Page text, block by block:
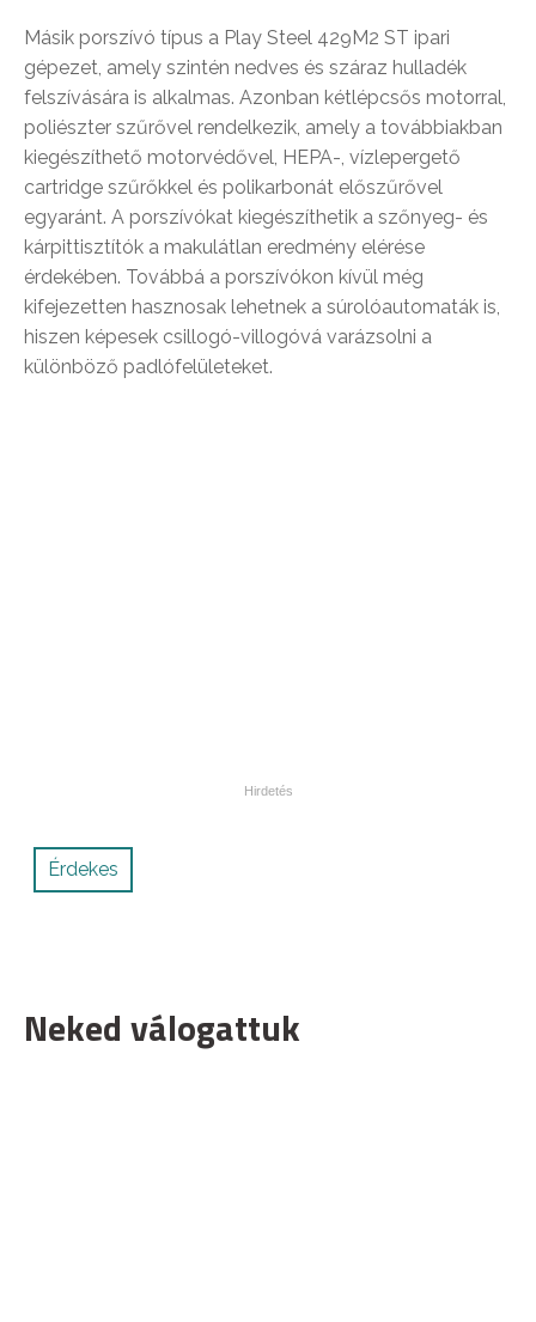
Másik porszívó típus a Play Steel 429M2 ST ipari
gépezet, amely szintén nedves és száraz hulladék
felszívására is alkalmas. Azonban kétlépcsős motorral,
poliészter szűrővel rendelkezik, amely a továbbiakban
kiegészíthető motorvédővel, HEPA-, vízlepergető
cartridge szűrőkkel és polikarbonát előszűrővel
egyaránt. A porszívókat kiegészíthetik a szőnyeg- és
kárpittisztítók a makulátlan eredmény elérése
érdekében. Továbbá a porszívókon kívül még
kifejezetten hasznosak lehetnek a súrolóautomaták is,
hiszen képesek csillogó-villogóvá varázsolni a
különböző padlófelületeket.
Érdekes
Neked válogattuk